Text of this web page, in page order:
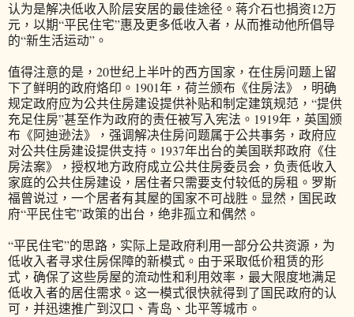
认为是解决低收入阶层安居的最佳途径。蒋介石也捐资12万
元，以期“平民住宅”惠及更多低收入者，从而推动他所倡导
的“新生活运动”。
值得注意的是，20世纪上半叶的西方国家，在住房问题上留
下了鲜明的政府烙印。1901年，荷兰颁布《住房法》，明确
规定政府应为公共住房建设提供补贴和制定建筑规范，“提供
充足住房”甚至作为政府的责任被写入宪法。1919年，英国颁
布《阿迪逊法》，强调解决住房问题属于公共事务，政府应
对公共住房建设提供支持。1937年出台的美国联邦政府《住
房法案》，授权地方政府成立公共住房委员会，负责低收入
家庭的公共住房建设，居住者只需要支付较低的房租。罗斯
福曾说过，一个居者有其屋的国家不可战胜。显然，国民政
府“平民住宅”政策的出台，绝非孤立和偶然。
“平民住宅”的思路，实际上是政府利用一部分公共资源，为
低收入者寻求住房保障的新模式。由于采取低价租赁的形
式，确保了这些房屋的流动性和利用效率，最大限度地满足
低收入者的居住需求。这一模式很快就得到了国民政府的认
可，并迅速推广到汉口、青岛、北平等城市。